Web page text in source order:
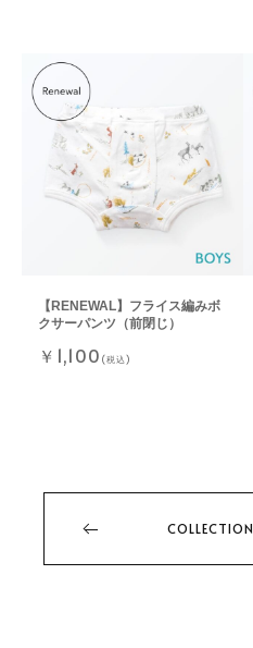
【RENEWAL】フライス編みボ
クサーパンツ（前閉じ）
￥1,100 (税込)
COLLECTION